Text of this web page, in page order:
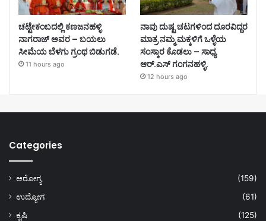
ಚಟ್ಟೇಕಂಬದಲ್ಲಿ ಕಣಜನಹಳ್ಳಿ
ನಾಗರಾಜ್ ಅವರ – ಬಯಲು
ಸೀಮೆಯ ಬೆಳಗು ಗ್ರಂಥ ಬಿಡುಗಡೆ.
11 hours ago
ನಾವು ದುಷ್ಟ ಚಟಗಳಿಂದ ದೂರವಿದ್ದರ
ಮಾತ್ರ ನಮ್ಮ ಮಕ್ಕಳಿಗೆ ಒಳ್ಳೆಯ
ಸಂಸ್ಕಾರ ಕೊಡಲು – ಸಾಧ್ಯ
ಆರ್.ಎಸ್ ಗಂಗನಹಳ್ಳಿ.
12 hours ago
Categories
ಆರೋಗ್ಯ
(159)
ಉದ್ಯೋಗ
(61)
ಕೃಷಿ
(125)